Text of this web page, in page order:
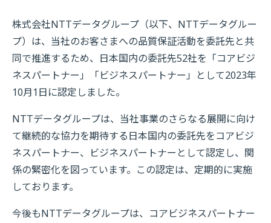
株式会社NTTデータグループ（以下、NTTデータグルー
プ）は、当社のお客さまへの品質保証活動を委託先と共
同で推進するため、日本国内の委託先52社を「コアビジ
ネスパートナー」「ビジネスパートナー」として2023年
10月1日に認定しました。
NTTデータグループは、当社事業のさらなる展開に向け
て継続的な協力を期待する日本国内の委託先をコアビジ
ネスパートナー、ビジネスパートナーとして認定し、関
係の緊密化を図っています。この認定は、定期的に実施
しております。
今後もNTTデータグループは、コアビジネスパートナー